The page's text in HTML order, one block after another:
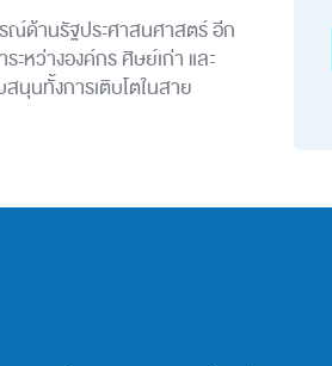
ด้านรัฐประศาสนศาสตร์ อีก
หว่างองค์กร ศิษย์เก่า และ
นุนทั้งการเติบโตในสาย